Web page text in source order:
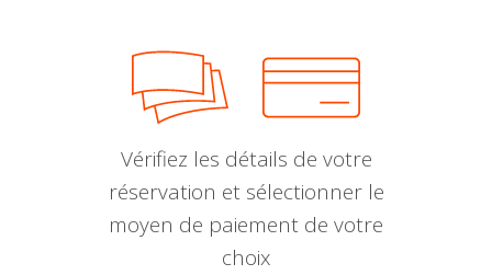
Vérifiez les détails de votre
réservation et sélectionner le
moyen de paiement de votre
choix